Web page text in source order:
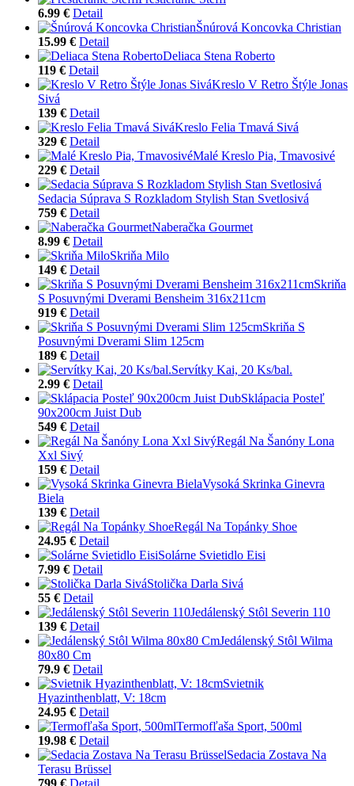
6.99 € Detail
Šnúrová Koncovka Christian
15.99 € Detail
Deliaca Stena Roberto
119 € Detail
Kreslo V Retro Štýle Jonas
Sivá
139 € Detail
Kreslo Felia Tmavá Sivá
329 € Detail
Malé Kreslo Pia, Tmavosivé
229 € Detail
Sedacia Súprava S Rozkladom Stylish Stan Svetlosivá
759 € Detail
Naberačka Gourmet
8.99 € Detail
Skriňa Milo
149 € Detail
Skriňa
S Posuvnými Dverami Bensheim 316x211cm
919 € Detail
Skriňa S
Posuvnými Dverami Slim 125cm
189 € Detail
Servítky Kai, 20 Ks/bal.
2.99 € Detail
Sklápacia Posteľ
90x200cm Juist Dub
549 € Detail
Regál Na Šanóny Lona
Xxl Sivý
159 € Detail
Vysoká Skrinka Ginevra
Biela
139 € Detail
Regál Na Topánky Shoe
24.95 € Detail
Solárne Svietidlo Eisi
7.99 € Detail
Stolička Darla Sivá
55 € Detail
Jedálenský Stôl Severin 110
139 € Detail
Jedálenský Stôl Wilma
80x80 Cm
79.9 € Detail
Svietnik
Hyazinthenblatt, V: 18cm
24.95 € Detail
Termofľaša Sport, 500ml
19.98 € Detail
Sedacia Zostava Na
Terasu Brüssel
799 € Detail